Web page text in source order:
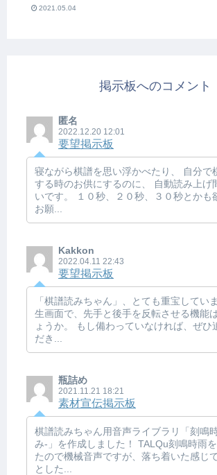
2021.05.04
掲示板へのコメント
匿名
2022.12.20 12:01
要望掲示板
寝ながら棋譜を思い浮かべたり、 自分で
する時のお供にするのに、 自動読み上げ
いです。 １０秒、２０秒、３０秒とかも
お願...
Kakkon
2022.04.11 22:43
要望掲示板
「棋譜読みちゃん」、とても重宝してい
生画面で、先手と後手を反転させる機能
ょうか。 もし備わっていなければ、ぜひ
だき...
瓶詰め
2021.11.21 18:21
素材宣伝掲示板
棋譜読みちゃん用音声ライブラリ「刻鳴
み-」を作成しました！ TALQu刻鳴時雨
たので機械音声ですが、落ち着いた感じ
とした...